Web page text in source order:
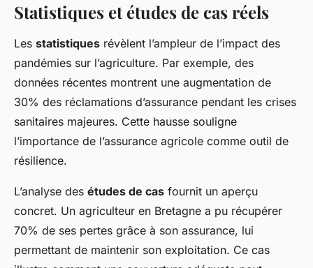
Statistiques et études de cas réels
Les statistiques révèlent l’ampleur de l’impact des
pandémies sur l’agriculture. Par exemple, des
données récentes montrent une augmentation de
30% des réclamations d’assurance pendant les crises
sanitaires majeures. Cette hausse souligne
l’importance de l’assurance agricole comme outil de
résilience.
L’analyse des études de cas fournit un aperçu
concret. Un agriculteur en Bretagne a pu récupérer
70% de ses pertes grâce à son assurance, lui
permettant de maintenir son exploitation. Ce cas